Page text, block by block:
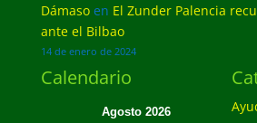
Dámasoen El Zunder Palencia
ante el Bilbao
14 de enero de 2024
Calendario
Agosto 2026